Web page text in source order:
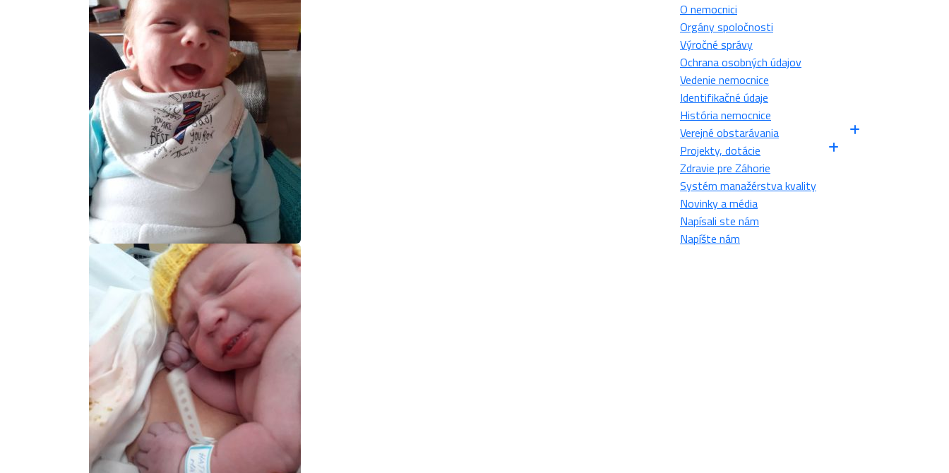
O nemocnici
Orgány spoločnosti
Výročné správy
Ochrana osobných údajov
Vedenie nemocnice
Identifikačné údaje
História nemocnice
Verejné obstarávania
Projekty, dotácie
Zdravie pre Záhorie
Systém manažérstva kvality
Novinky a média
Napísali ste nám
Napíšte nám